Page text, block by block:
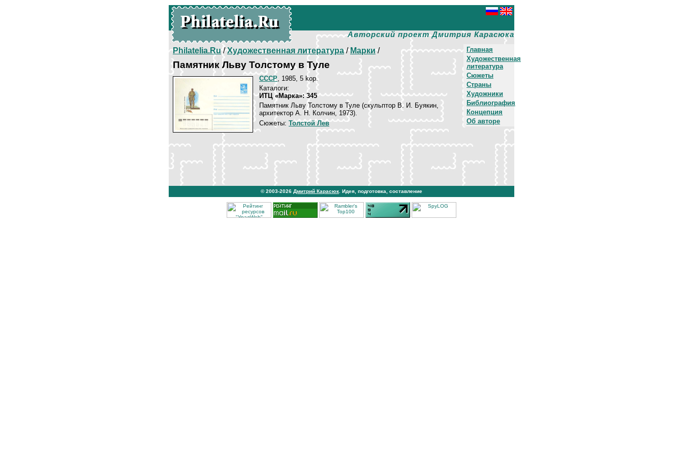
Авторский проект Дмитрия Карасюка
Главная
Художественная
литература
Сюжеты
Страны
Художники
Библиография
Концепция
Об авторе
Philatelia.Ru/Художественная литература/Марки/
Памятник Льву Толстому в Туле
СССР, 1985, 5 kop.
Каталоги:
ИТЦ «Марка»: 345
Памятник Льву Толстому в Туле (скульптор В. И. Буякин,
архитектор А. Н. Колчин, 1973).
Сюжеты: Толстой Лев
© 2003-2026 Дмитрий Карасюк . Идея, подготовка, составление